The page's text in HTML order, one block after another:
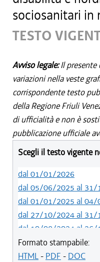
sociosanitari in
TESTO
Avviso legale:Il
variazioni nella veste
corrispondente testo
della Regione Friuli
di ufficialità e non è
pubblicazione ufficiale
Scegli il testo vigente
dal 01/01/2026
dal 05/06/2025 al 31/
dal 01/01/2025 al 04/
dal 27/10/2024 al
dal 10/08/2024 al 26/
dal 01/01/2024 al 09/
dal 07/03/2023 al 31/
Formato stampabile:
HTML- PDF - DOC